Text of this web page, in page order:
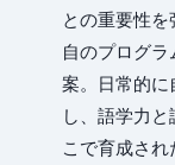
との重要性
自のプログ
案。日常的
し、語学力
こで育成さ